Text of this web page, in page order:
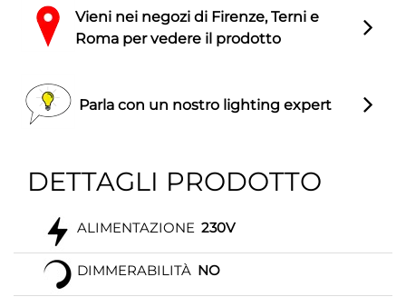
Vieni nei negozi di Firenze, Terni e
Roma per vedere il prodotto
Parla con un nostro lighting expert
DETTAGLI PRODOTTO
ALIMENTAZIONE 230V
DIMMERABILITÀ NO